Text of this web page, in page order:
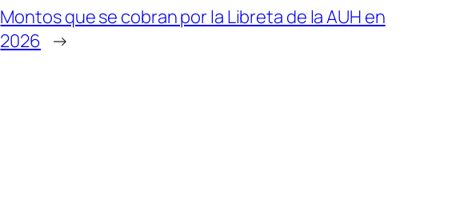
Montos que se cobran por la Libreta de la AUH en
2026 →